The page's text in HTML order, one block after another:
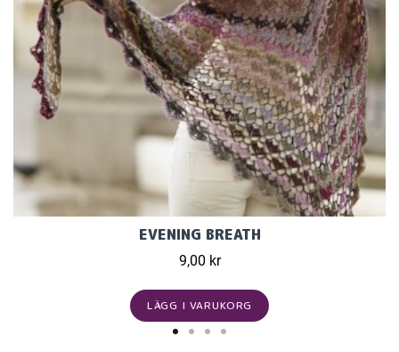
EVENING BREATH
9,00 kr
LÄGG I VARUKORG